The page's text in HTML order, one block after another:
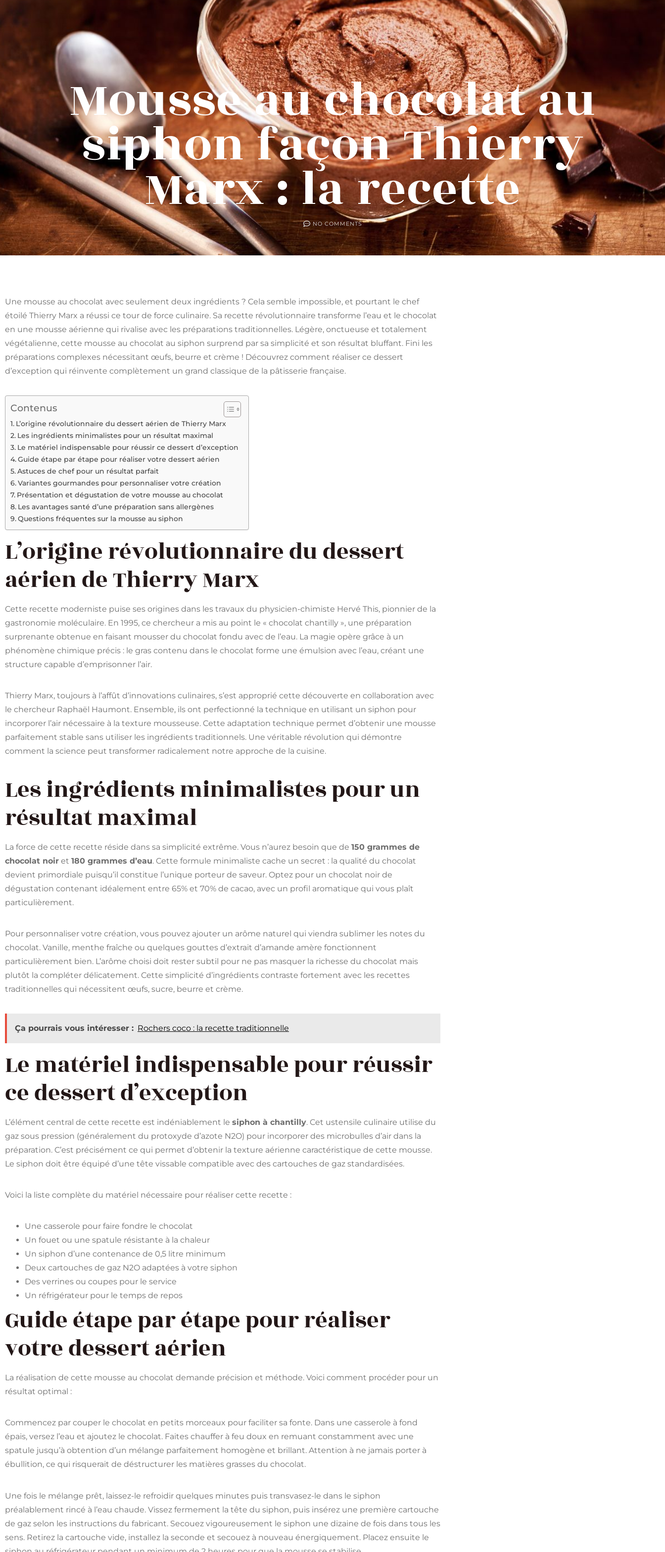
Mousse au chocolat au
siphon façon Thierry
Marx : la recette
NO COMMENTS
Une mousse au chocolat avec seulement deux ingrédients ? Cela semble impossible, et pourtant le chef
étoilé Thierry Marx a réussi ce tour de force culinaire. Sa recette révolutionnaire transforme l’eau et le chocolat
en une mousse aérienne qui rivalise avec les préparations traditionnelles. Légère, onctueuse et totalement
végétalienne, cette mousse au chocolat au siphon surprend par sa simplicité et son résultat bluffant. Fini les
préparations complexes nécessitant œufs, beurre et crème ! Découvrez comment réaliser ce dessert
d’exception qui réinvente complètement un grand classique de la pâtisserie française.
Contenus
L’origine révolutionnaire du dessert aérien de Thierry Marx
Les ingrédients minimalistes pour un résultat maximal
Le matériel indispensable pour réussir ce dessert d’exception
Guide étape par étape pour réaliser votre dessert aérien
Astuces de chef pour un résultat parfait
Variantes gourmandes pour personnaliser votre création
Présentation et dégustation de votre mousse au chocolat
Les avantages santé d’une préparation sans allergènes
Questions fréquentes sur la mousse au siphon
L’origine révolutionnaire du dessert
aérien de Thierry Marx
Cette recette moderniste puise ses origines dans les travaux du physicien-chimiste Hervé This, pionnier de la
gastronomie moléculaire. En 1995, ce chercheur a mis au point le « chocolat chantilly », une préparation
surprenante obtenue en faisant mousser du chocolat fondu avec de l’eau. La magie opère grâce à un
phénomène chimique précis : le gras contenu dans le chocolat forme une émulsion avec l’eau, créant une
structure capable d’emprisonner l’air.
Thierry Marx, toujours à l’affût d’innovations culinaires, s’est approprié cette découverte en collaboration avec
le chercheur Raphaël Haumont. Ensemble, ils ont perfectionné la technique en utilisant un siphon pour
incorporer l’air nécessaire à la texture mousseuse. Cette adaptation technique permet d’obtenir une mousse
parfaitement stable sans utiliser les ingrédients traditionnels. Une véritable révolution qui démontre
comment la science peut transformer radicalement notre approche de la cuisine.
Les ingrédients minimalistes pour un
résultat maximal
La force de cette recette réside dans sa simplicité extrême. Vous n’aurez besoin que de 150 grammes de
chocolat noir et 180 grammes d’eau. Cette formule minimaliste cache un secret : la qualité du chocolat
devient primordiale puisqu’il constitue l’unique porteur de saveur. Optez pour un chocolat noir de
dégustation contenant idéalement entre 65% et 70% de cacao, avec un profil aromatique qui vous plaît
particulièrement.
Pour personnaliser votre création, vous pouvez ajouter un arôme naturel qui viendra sublimer les notes du
chocolat. Vanille, menthe fraîche ou quelques gouttes d’extrait d’amande amère fonctionnent
particulièrement bien. L’arôme choisi doit rester subtil pour ne pas masquer la richesse du chocolat mais
plutôt la compléter délicatement. Cette simplicité d’ingrédients contraste fortement avec les recettes
traditionnelles qui nécessitent œufs, sucre, beurre et crème.
Ça pourrais vous intéresser : Rochers coco : la recette traditionnelle
Le matériel indispensable pour réussir
ce dessert d’exception
L’élément central de cette recette est indéniablement le siphon à chantilly. Cet ustensile culinaire utilise du
gaz sous pression (généralement du protoxyde d’azote N2O) pour incorporer des microbulles d’air dans la
préparation. C’est précisément ce qui permet d’obtenir la texture aérienne caractéristique de cette mousse.
Le siphon doit être équipé d’une tête vissable compatible avec des cartouches de gaz standardisées.
Voici la liste complète du matériel nécessaire pour réaliser cette recette :
Une casserole pour faire fondre le chocolat
Un fouet ou une spatule résistante à la chaleur
Un siphon d’une contenance de 0,5 litre minimum
Deux cartouches de gaz N2O adaptées à votre siphon
Des verrines ou coupes pour le service
Un réfrigérateur pour le temps de repos
Guide étape par étape pour réaliser
votre dessert aérien
La réalisation de cette mousse au chocolat demande précision et méthode. Voici comment procéder pour un
résultat optimal :
Commencez par couper le chocolat en petits morceaux pour faciliter sa fonte. Dans une casserole à fond
épais, versez l’eau et ajoutez le chocolat. Faites chauffer à feu doux en remuant constamment avec une
spatule jusqu’à obtention d’un mélange parfaitement homogène et brillant. Attention à ne jamais porter à
ébullition, ce qui risquerait de déstructurer les matières grasses du chocolat.
Une fois le mélange prêt, laissez-le refroidir quelques minutes puis transvasez-le dans le siphon
préalablement rincé à l’eau chaude. Vissez fermement la tête du siphon, puis insérez une première cartouche
de gaz selon les instructions du fabricant. Secouez vigoureusement le siphon une dizaine de fois dans tous les
sens. Retirez la cartouche vide, installez la seconde et secouez à nouveau énergiquement. Placez ensuite le